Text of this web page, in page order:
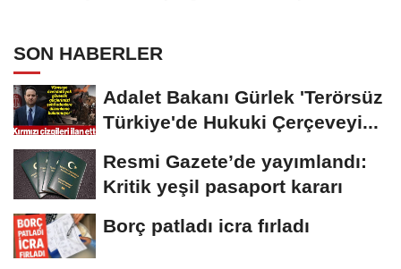
SON HABERLER
Adalet Bakanı Gürlek 'Terörsüz
Türkiye'de Hukuki Çerçeveyi...
Resmi Gazete’de yayımlandı:
Kritik yeşil pasaport kararı
Borç patladı icra fırladı